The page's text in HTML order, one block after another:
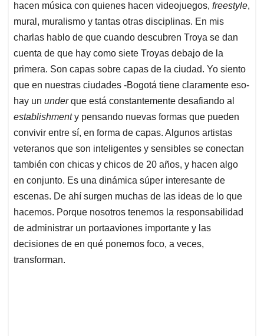
hacen música con quienes hacen videojuegos, freestyle,
mural, muralismo y tantas otras disciplinas. En mis
charlas hablo de que cuando descubren Troya se dan
cuenta de que hay como siete Troyas debajo de la
primera. Son capas sobre capas de la ciudad. Yo siento
que en nuestras ciudades -Bogotá tiene claramente eso-
hay un underque está constantemente desafiando al
establishmenty pensando nuevas formas que pueden
convivir entre sí, en forma de capas. Algunos artistas
veteranos que son inteligentes y sensibles se conectan
también con chicas y chicos de 20 años, y hacen algo
en conjunto. Es una dinámica súper interesante de
escenas. De ahí surgen muchas de las ideas de lo que
hacemos. Porque nosotros tenemos la responsabilidad
de administrar un portaaviones importante y las
decisiones de en qué ponemos foco, a veces,
transforman.